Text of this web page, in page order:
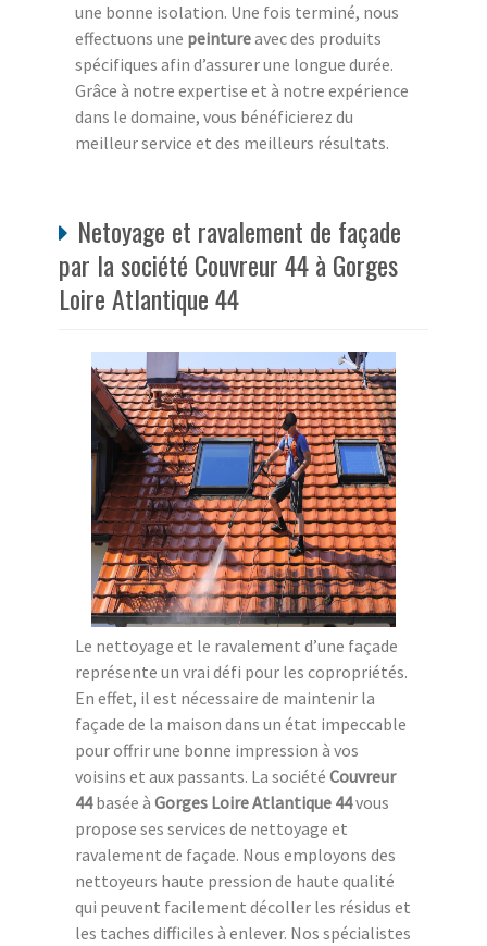
une bonne isolation. Une fois terminé, nous
effectuons une peintureavec des produits
spécifiques afin d’assurer une longue durée.
Grâce à notre expertise et à notre expérience
dans le domaine, vous bénéficierez du
meilleur service et des meilleurs résultats.
Netoyage et ravalement de façade
par la société Couvreur 44 à Gorges
Loire Atlantique 44
Le nettoyage et le ravalement d’une façade
représente un vrai défi pour les copropriétés.
En effet, il est nécessaire de maintenir la
façade de la maison dans un état impeccable
pour offrir une bonne impression à vos
voisins et aux passants. La société Couvreur
44basée à Gorges Loire Atlantique 44vous
propose ses services de nettoyage et
ravalement de façade. Nous employons des
nettoyeurs haute pression de haute qualité
qui peuvent facilement décoller les résidus et
les taches difficiles à enlever. Nos spécialistes